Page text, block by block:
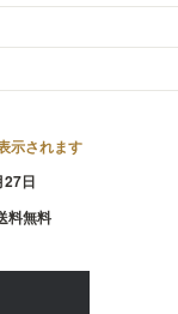
示されます
27日
料無料